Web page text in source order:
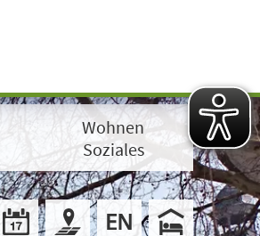
Wohnen
Soziales